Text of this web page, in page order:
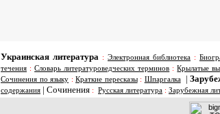
Украинская литература : Электронная библиотека :
течения :Словарь литературоведческих терминов :Крылатые
Сочинения по языку :Краткие пересказы: Шпаргалка |
содержания | Сочинения : Русская литература : Зарубежная